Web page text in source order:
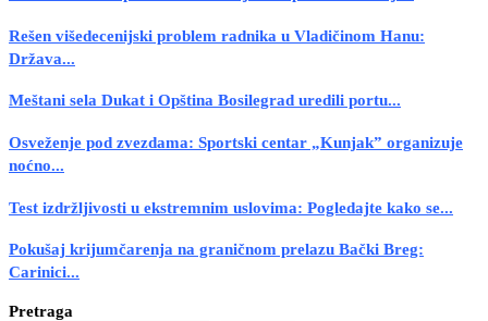
Rešen višedecenijski problem radnika u Vladičinom Hanu:
Država...
Meštani sela Dukat i Opština Bosilegrad uredili portu...
Osveženje pod zvezdama: Sportski centar „Kunjak” organizuje
noćno...
Test izdržljivosti u ekstremnim uslovima: Pogledajte kako se...
Pokušaj krijumčarenja na graničnom prelazu Bački Breg:
Carinici...
Pretraga